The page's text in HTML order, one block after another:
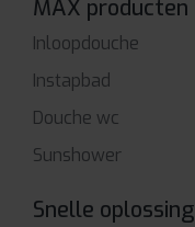
MAX producten
Inloopdouche
Instapbad
Douche wc
Sunshower
Snelle oplossing